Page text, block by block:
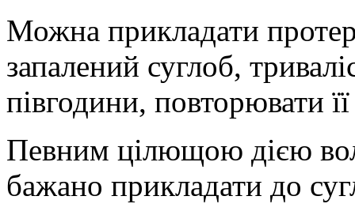
Можна прикладати
запалений суглоб,
півгодини, повторювати
Певним цілющою дією
бажано прикладати до